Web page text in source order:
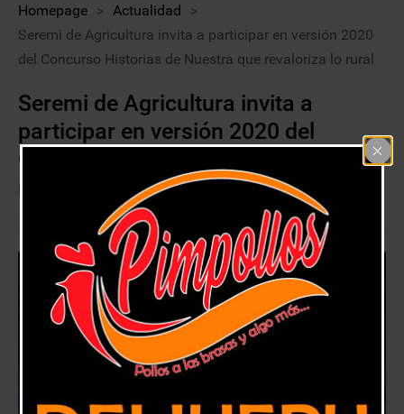
Homepage > Actualidad
>
Seremi de Agricultura invita a participar en versión 2020
del Concurso Historias de Nuestra que revaloriza lo rural
Seremi de Agricultura invita a
participar en versión 2020 del
Concurso Historias de Nuestra que
revaloriza lo rural
Actualidad